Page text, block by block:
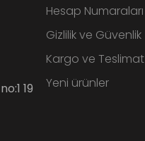
19
Hesap Numaraları
Gizlilik ve Güvenlik
Kargo ve Teslimat
Yeni ürünler